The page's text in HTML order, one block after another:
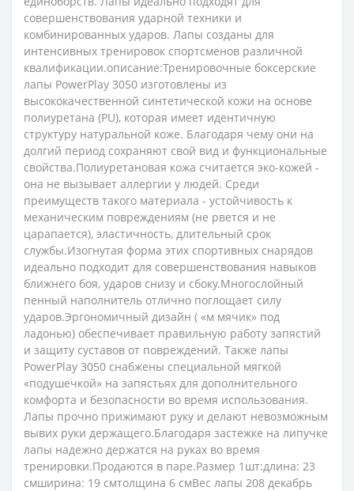
совершенствования ударной техники и
комбинированных ударов. Лапы созданы для
интенсивных тренировок спортсменов различной
квалификации.описание:Тренировочные боксерские
лапы PowerPlay 3050 изготовлены из
высококачественной синтетической кожи на основе
полиуретана (PU), которая имеет идентичную
структуру натуральной коже. Благодаря чему они на
долгий период сохраняют свой вид и функциональные
свойства.Полиуретановая кожа считается эко-кожей -
она ​​не вызывает аллергии у людей. Среди
преимуществ такого материала - устойчивость к
механическим повреждениям (не рвется и не
царапается), эластичность, длительный срок
службы.Изогнутая форма этих спортивных снарядов
идеально подходит для совершенствования навыков
ближнего боя, ударов снизу и сбоку.Многослойный
пенный наполнитель отлично поглощает силу
ударов.Эргономичный дизайн ( «м мячик» под
ладонью) обеспечивает правильную работу запястий
и защиту суставов от повреждений. Также лапы
PowerPlay 3050 снабжены специальной мягкой
«подушечкой» на запястьях для дополнительного
комфорта и безопасности во время использования.
Лапы прочно прижимают руку и делают невозможным
вывих руки держащего.Благодаря застежке на липучке
лапы надежно держатся на руках во время
тренировки.Продаются в паре.Размер 1шт:длина: 23
смширина: 19 смтолщина 6 смВес лапы 208 декабрь